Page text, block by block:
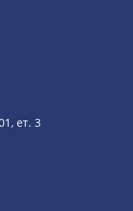
ет. 3